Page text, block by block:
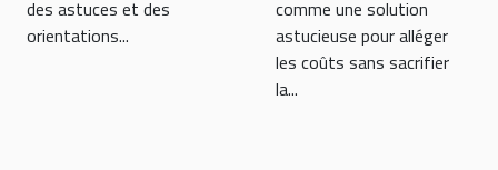
des astuces et des
orientations...
comme une solution
astucieuse pour alléger
les coûts sans sacrifier
la...